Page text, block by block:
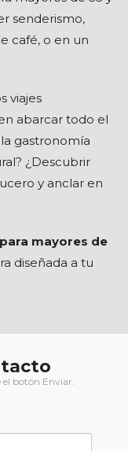
senderismo,
café, o en un
viajes
abarcar todo el
gastronomía
¿Descubrir
y anclar en
mayores de
diseñada a tu
el botón Enviar.